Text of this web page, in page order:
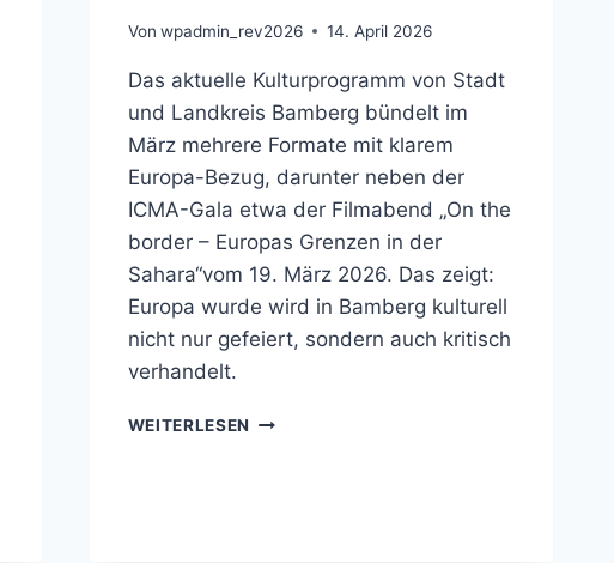
Von wpadmin_rev2026 14. April 2026
Das aktuelle Kulturprogramm von Stadt
und Landkreis Bamberg bündelt im
März mehrere Formate mit klarem
Europa-Bezug, darunter neben der
ICMA-Gala etwa der Filmabend „On the
border – Europas Grenzen in der
Sahara“vom 19. März 2026. Das zeigt:
Europa wurde wird in Bamberg kulturell
nicht nur gefeiert, sondern auch kritisch
verhandelt.
WEITERLESEN REGIONALE